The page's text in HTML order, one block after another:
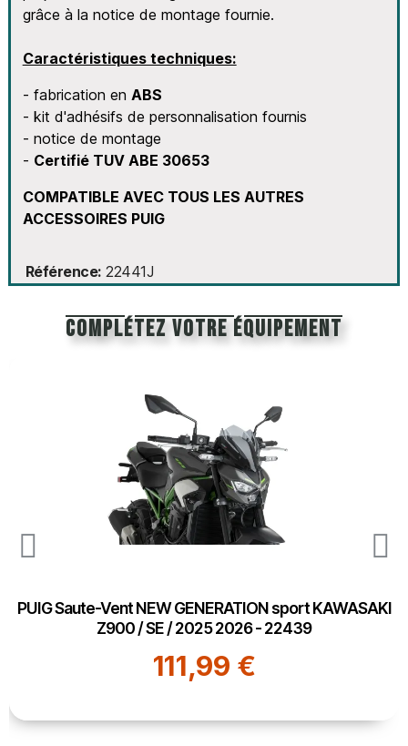
grâce à la notice de montage fournie.
Caractéristiques techniques:
- fabrication en ABS
- kit d'adhésifs de personnalisation fournis
- notice de montage
- Certifié TUV ABE 30653
COMPATIBLE AVEC TOUS LES AUTRES
ACCESSOIRES PUIG
Référence 22441J
Complétez votre équipement
PUIG Saute-Vent NEW GENERATION sport KAWASAKI
Z900 / SE / 2025 2026 - 22439
111,99 €